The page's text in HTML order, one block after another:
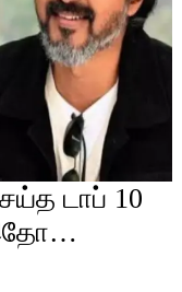
டாப் 10